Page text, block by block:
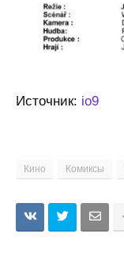
Источник: io9
Кино Комиксы